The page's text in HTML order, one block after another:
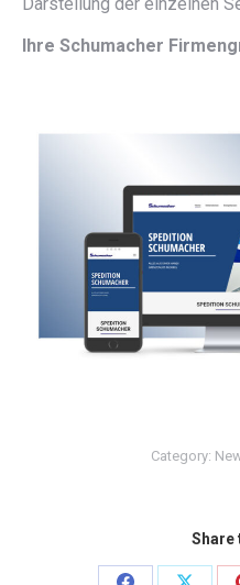
Ihre Schumacher
Category:
Share